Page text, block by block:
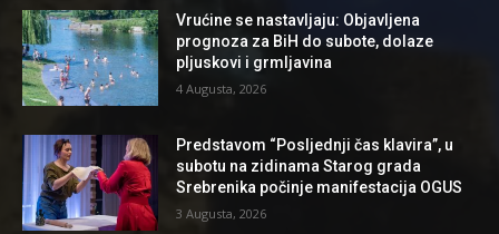
Vrućine se nastavljaju: Objavljena
prognoza za BiH do subote, dolaze
pljuskovi i grmljavina
4 Augusta, 2026
Predstavom “Posljednji čas klavira”, u
subotu na zidinama Starog grada
Srebrenika počinje manifestacija OGUS
3 Augusta, 2026